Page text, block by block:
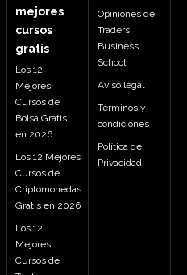
mejores
cursos
gratis
Los 12
Mejores
Cursos de
Bolsa Gratis
en 2026
Los 12 Mejores
Cursos de
Criptomonedas
Gratis en 2026
Los 12
Mejores
Cursos de
Opiniones de
Traders
Business
School
Aviso legal
Términos y
condiciones
Política de
Privacidad